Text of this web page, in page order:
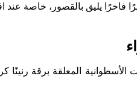
فاخرًا يليق بالقصور، خاصة عند
المعلقة برقة رنينًا